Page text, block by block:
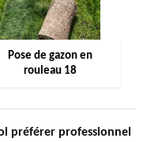
Pose de gazon en
rouleau 18
préférer professionnel